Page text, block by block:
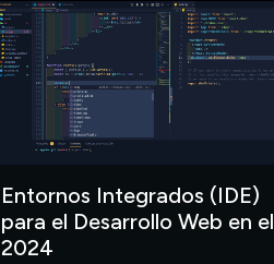
Entornos Integrados (IDE)
para el Desarrollo Web en el
2024